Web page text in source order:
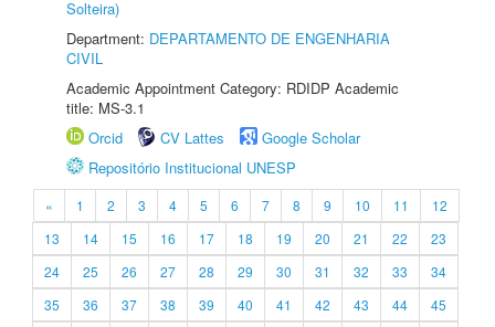
Solteira)
Department: DEPARTAMENTO DE ENGENHARIA
CIVIL
Academic Appointment Category: RDIDP Academic
title: MS-3.1
Orcid
CV Lattes
Google Scholar
Repositório Institucional UNESP
« 1 2 3 4 5 6 7 8 9 10 11
12
13
14 15 16 17 18 19 20 21 22
23
24
25 26 27 28 29 30 31 32 33
34
35
36 37 38 39 40 41 42 43 44
45